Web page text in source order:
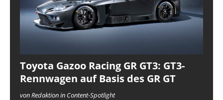
Toyota Gazoo Racing GR GT3: GT3-
Rennwagen auf Basis des GR GT
von Redaktion in Content-Spotlight